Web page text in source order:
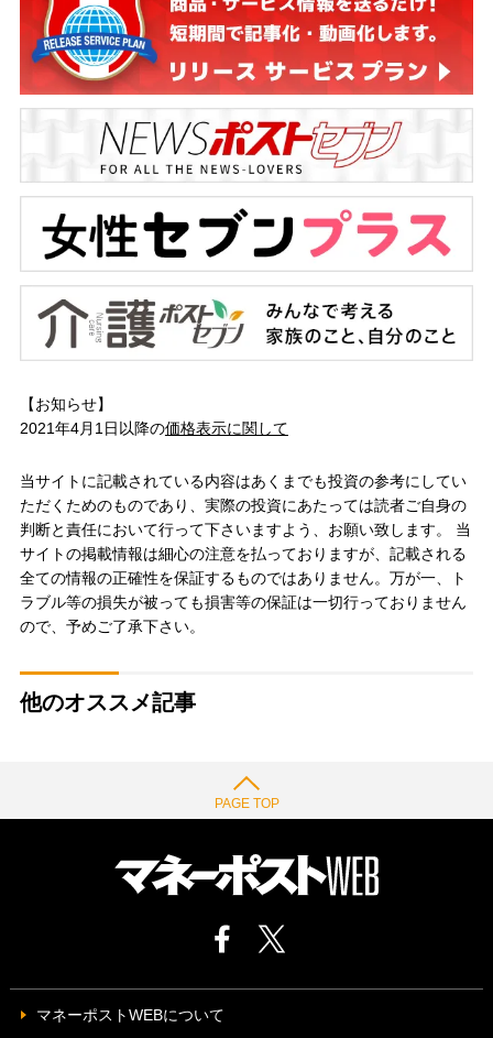
【お知らせ】
2021年4月1日以降の価格表示に関して
当サイトに記載されている内容はあくまでも投資の参考にしてい
ただくためのものであり、実際の投資にあたっては読者ご自身の
判断と責任において行って下さいますよう、お願い致します。 当
サイトの掲載情報は細心の注意を払っておりますが、記載される
全ての情報の正確性を保証するものではありません。万が一、ト
ラブル等の損失が被っても損害等の保証は一切行っておりません
ので、予めご了承下さい。
他のオススメ記事
PAGE TOP
マネーポストWEBについて